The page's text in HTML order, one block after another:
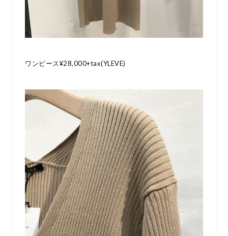
ワンピース¥28,000+tax(YLEVE)